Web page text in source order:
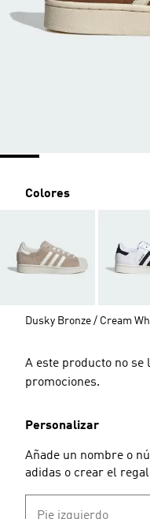
Colores
Dusky Bronze / Cream
A este producto no se
promociones.
Personalizar
Añade un nombre o
adidas o crear el
Pie izquierdo